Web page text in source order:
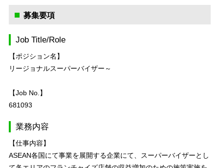
募集要項
Job Title/Role
【ポジション名】
リージョナルスーパーバイザー～
【Job No.】
681093
業務内容
【仕事内容】
ASEAN各国にて事業を展開する企業にて、スーパーバイザーとし